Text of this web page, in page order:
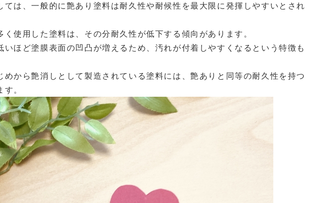
ては、一般的に艶あり塗料は耐久性や耐候性を最大限に発揮しやすいとされ
く使用した塗料は、その分耐久性が低下する傾向があります。
いほど塗膜表面の凹凸が増えるため、汚れが付着しやすくなるという特徴も
めから艶消しとして製造されている塗料には、艶ありと同等の耐久性を持つ
。